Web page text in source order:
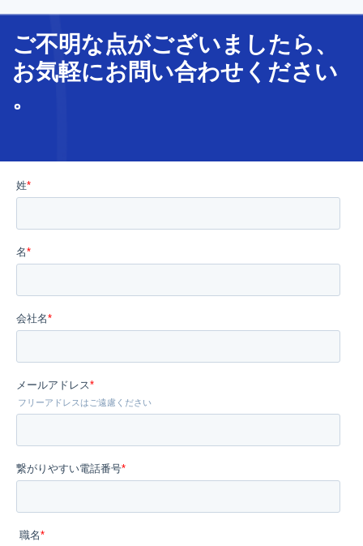
ご不明な点がございましたら、
お気軽にお問い合わせ ください
。